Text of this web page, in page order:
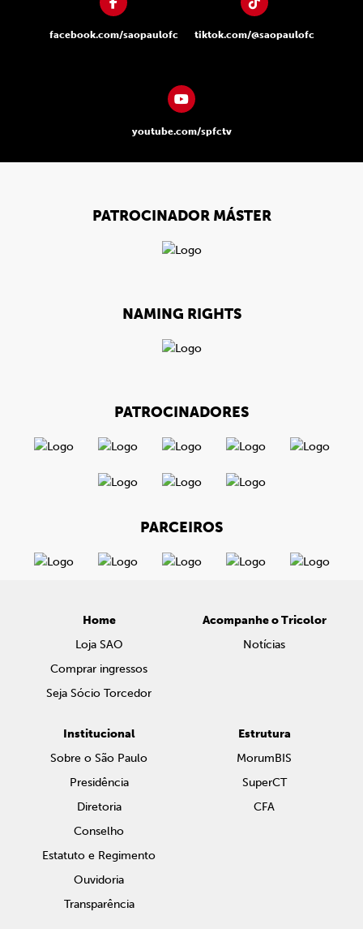
facebook.com/saopaulofc tiktok.com/@saopaulofc
youtube.com/spfctv
PATROCINADOR MÁSTER
NAMING RIGHTS
PATROCINADORES
PARCEIROS
Home
Loja SAO
Comprar ingressos
Seja Sócio Torcedor
Acompanhe o Tricolor
Notícias
Institucional
Sobre o São Paulo
Presidência
Diretoria
Conselho
Estatuto e Regimento
Ouvidoria
Transparência
Estrutura
MorumBIS
SuperCT
CFA